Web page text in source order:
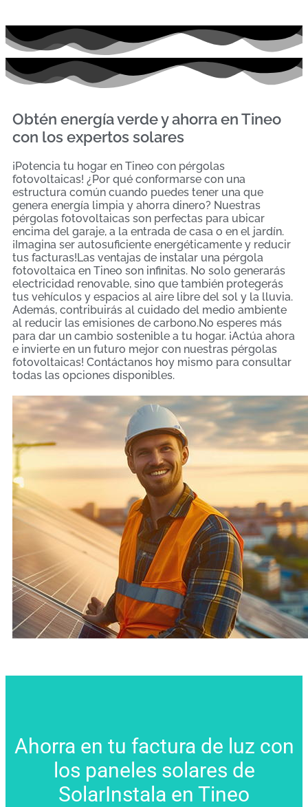
Obtén energía verde y ahorra en Tineo
con los expertos solares
¡Potencia tu hogar en Tineo con pérgolas
fotovoltaicas! ¿Por qué conformarse con una
estructura común cuando puedes tener una que
genera energía limpia y ahorra dinero? Nuestras
pérgolas fotovoltaicas son perfectas para ubicar
encima del garaje, a la entrada de casa o en el jardín.
¡Imagina ser autosuficiente energéticamente y reducir
tus facturas!Las ventajas de instalar una pérgola
fotovoltaica en Tineo son infinitas. No solo generarás
electricidad renovable, sino que también protegerás
tus vehículos y espacios al aire libre del sol y la lluvia.
Además, contribuirás al cuidado del medio ambiente
al reducir las emisiones de carbono.No esperes más
para dar un cambio sostenible a tu hogar. ¡Actúa ahora
e invierte en un futuro mejor con nuestras pérgolas
fotovoltaicas! Contáctanos hoy mismo para consultar
todas las opciones disponibles.
Ahorra en tu factura de luz con
los paneles solares de
SolarInstala en Tineo